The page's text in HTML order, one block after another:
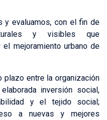
y evaluamos, con el fin de
y visibles que
mejoramiento urbano de
plazo entre la organización
inversión social,
y el tejido social;
a nuevas y mejores